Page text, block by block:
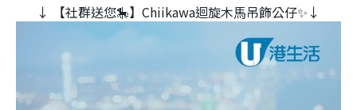
↓ 【社群送您🎠】Chiikawa迴旋木⾺吊飾公仔✨↓